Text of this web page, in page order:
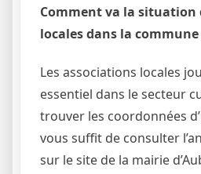
Comment va la situation
locales dans la commune
Les associations locales
essentiel dans le secteur
trouver les coordonnées
vous suffit de consulter
sur le site de la mairie